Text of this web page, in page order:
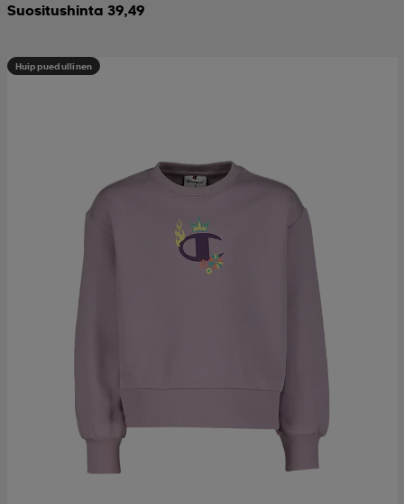
Suositushinta 39,49
Huippuedullinen